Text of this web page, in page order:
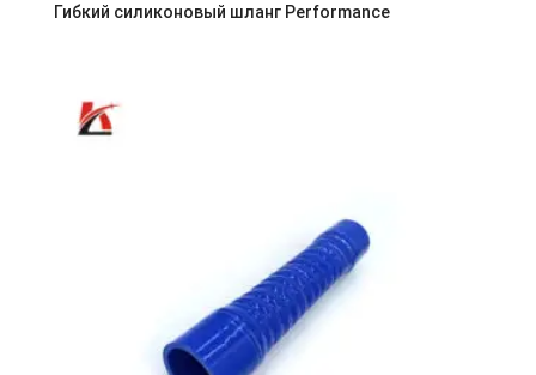
Гибкий силиконовый шланг Performance